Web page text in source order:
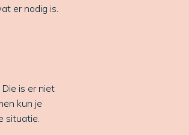
er nodig is.
is er niet
kun je
situatie.